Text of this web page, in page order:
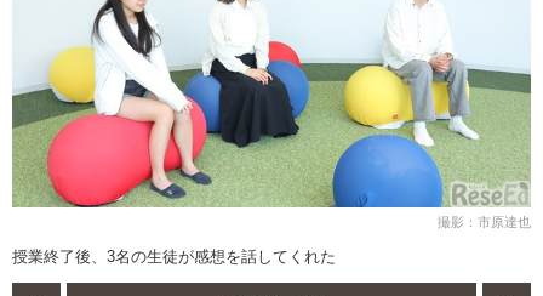
撮影：市原達也
授業終了後、3名の生徒が感想を話してくれた